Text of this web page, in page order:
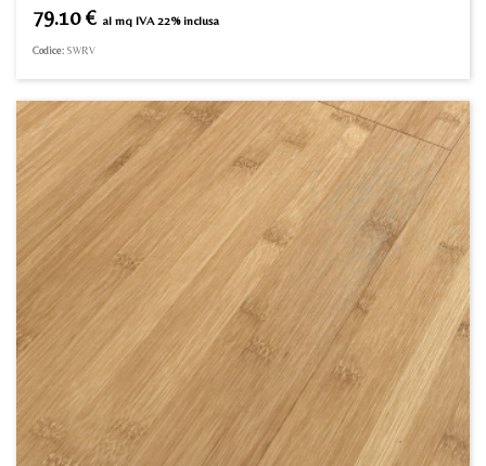
79.10€ al mq IVA 22% inclusa
Codice: SWRV